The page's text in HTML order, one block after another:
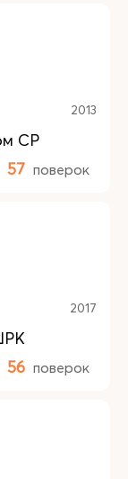
2013
СР
57 поверок
2017
56 поверок